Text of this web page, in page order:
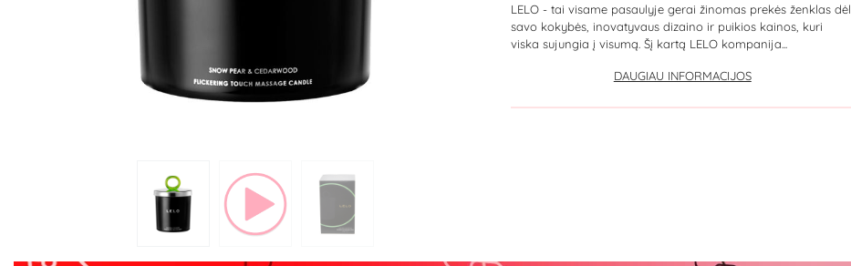
LELO - tai visame pasaulyje gerai žinomas prekės ženklas dėl
savo kokybės, inovatyvaus dizaino ir puikios kainos, kuri
viska sujungia į visumą. Šį kartą LELO kompanija...
DAUGIAU INFORMACIJOS